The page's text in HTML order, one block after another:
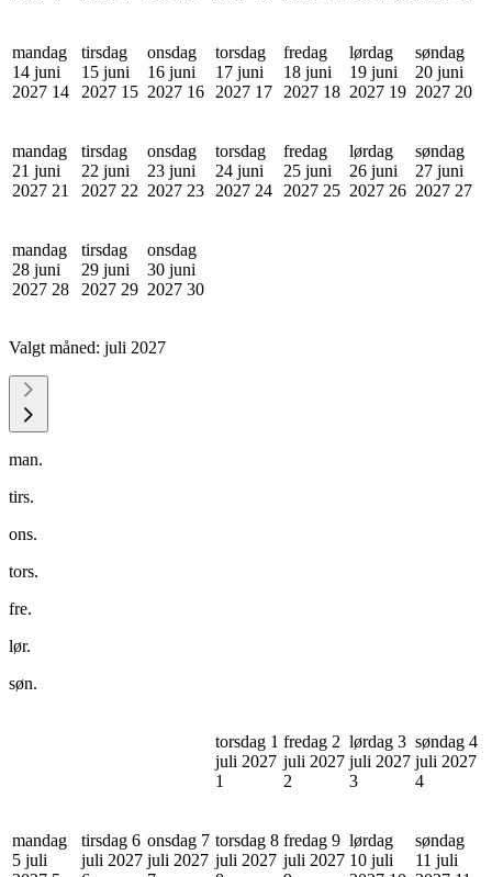
mandag
14 juni
2027 14
tirsdag
15 juni
2027 15
onsdag
16 juni
2027 16
torsdag
17 juni
2027 17
fredag
18 juni
2027 18
lørdag
19 juni
2027 19
søndag
20 juni
2027 20
mandag
21 juni
2027 21
tirsdag
22 juni
2027 22
onsdag
23 juni
2027 23
torsdag
24 juni
2027 24
fredag
25 juni
2027 25
lørdag
26 juni
2027 26
søndag
27 juni
2027 27
mandag
28 juni
2027 28
tirsdag
29 juni
2027 29
onsdag
30 juni
2027 30
Valgt måned: juli 2027
man.
tirs.
ons.
tors.
fre.
lør.
søn.
torsdag 1
juli 2027
1
fredag 2
juli 2027
2
lørdag 3
juli 2027
3
søndag 4
juli 2027
4
mandag
5 juli
tirsdag 6
juli 2027
onsdag 7
juli 2027
torsdag 8
juli 2027
fredag 9
juli 2027
lørdag
10 juli
søndag
11 juli